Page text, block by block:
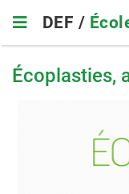
main
navigation
DEF /
Écoplasties,